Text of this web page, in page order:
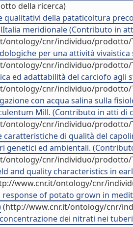
della ricerca)
qualitativi della pataticoltura
meridionale (Contributo in
ontology/cnr/individuo/prodotto/
per una attività
ontology/cnr/individuo/prodotto/
ed adattabilità del carciofo
ontology/cnr/individuo/prodotto/
con acqua salina sulla
Mill. (Contributo in atti di
ontology/cnr/individuo/prodotto/
caratteristiche di qualità del
genetici ed ambientali.
ontology/cnr/individuo/prodotto/
and quality characteristics in
www.cnr.it/ontology/cnr/
response of potato grown in
(http://www.cnr.it/ontology/cnr/
dei nitrati nei